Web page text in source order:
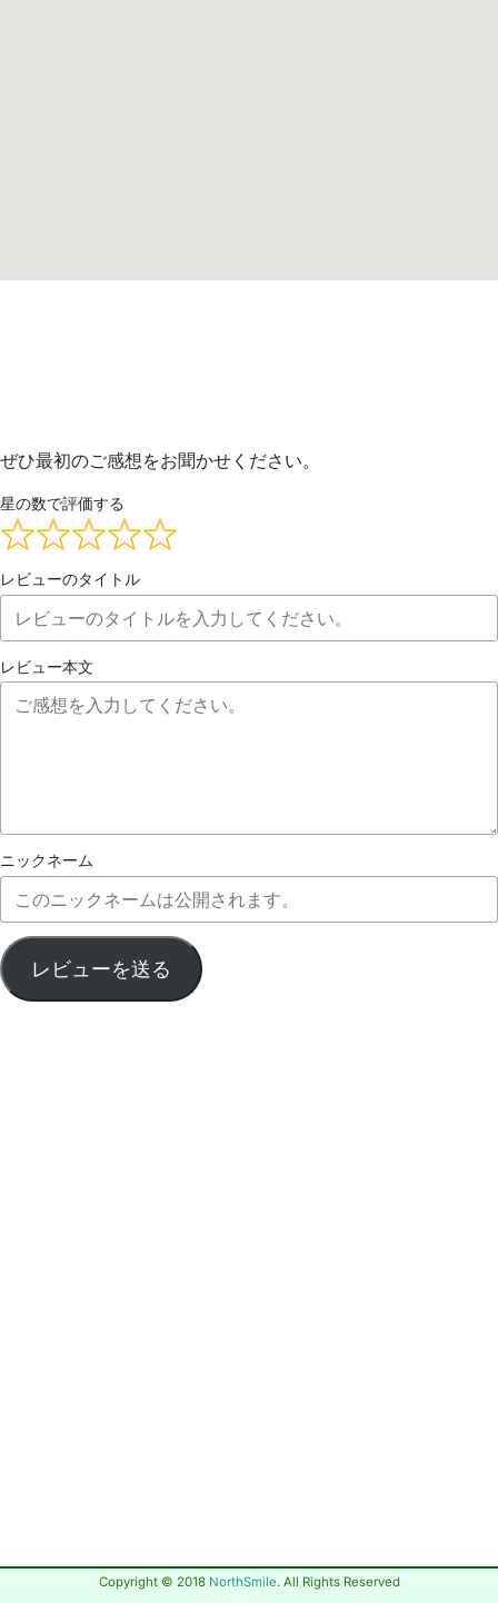
ぜひ最初のご感想をお聞かせください。
星の数で評価する
レビューのタイトル
レビュー本文
ニックネーム
レビューを送る
Copyright © 2018 NorthSmile. All Rights Reserved